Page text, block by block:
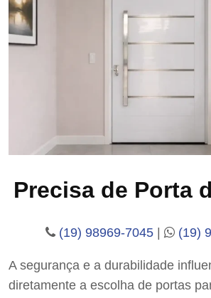
Precisa de Porta
(19) 98969-7045 | (19)
A segurança e a durabilidade
diretamente a escolha de portas